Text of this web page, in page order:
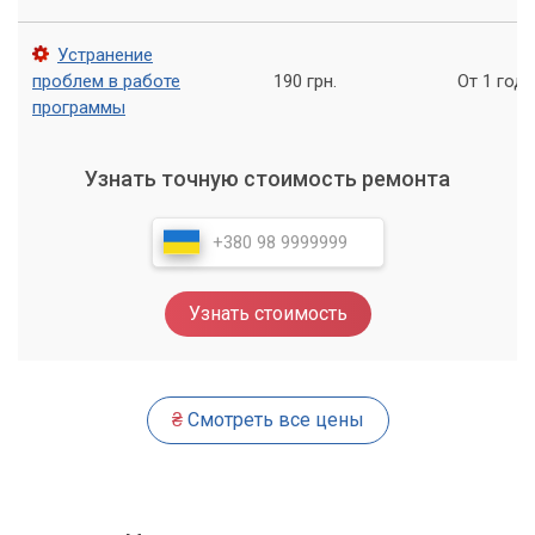
диагностики. Это позволяет точно определить источник
неисправности и предложить наиболее эффективное
решение.
Тщательную проверку драйверов: обновление,
переустановка и настройка.
Диагностику операционной системы: выявление
программных конфликтов, вредоносного ПО.
Проверку аппаратной части: тестирование звуковой
Тестирование подключенного оборудования: проверка
колонок, наушников, микрофонов и кабелей.
Устранение
проблем в работе
программы
190 грн. От 1 года
Узнать точную стоимость ремонта
Узнать стоимость
₴Смотреть все цены